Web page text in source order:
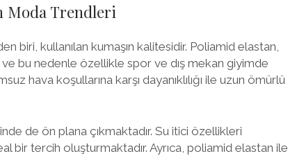
Moda Trendleri
biri, kullanılan kumaşın kalitesidir. Poliamid elastan,
bu nedenle özellikle spor ve dış mekan giyimde
hava koşullarına karşı dayanıklılığı ile uzun ömürlü
de ön plana çıkmaktadır. Su itici özellikleri
bir tercih oluşturmaktadır. Ayrıca, poliamid elastan ile